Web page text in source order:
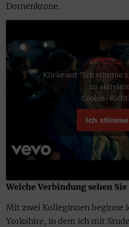
Dornenkrone.
Klicke auf "Ich stimme
zu
Cookie-
Ich
Welche Verbindung sehen
Mit zwei Kolleginnen beginne
Yorkshire, in dem ich mit